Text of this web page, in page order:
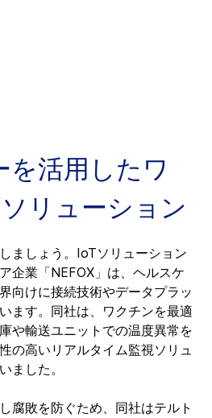
を活用したワ
リューション
ましょう。IoTソリューション
企業「NEFOX」は、ヘルスケ
向けに接続技術やデータプラッ
ます。同社は、ワクチンを最適
や輸送ユニットでの温度異常を
の高いリアルタイム監視ソリュ
ました。
腐敗を防ぐため、同社はテルト